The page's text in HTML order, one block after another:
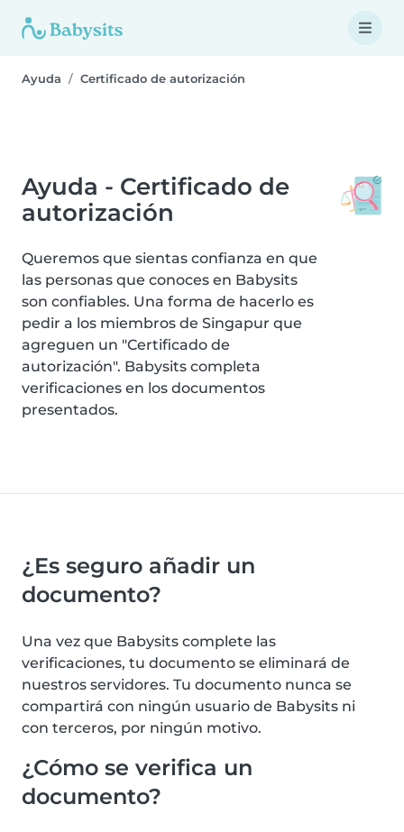
Ayuda Certificado de autorización
Ayuda - Certificado de
autorización
Queremos que sientas confianza en que
las personas que conoces en Babysits
son confiables. Una forma de hacerlo es
pedir a los miembros de Singapur que
agreguen un "Certificado de
autorización". Babysits completa
verificaciones en los documentos
presentados.
¿Es seguro añadir un
documento?
Una vez que Babysits complete las
verificaciones, tu documento se eliminará de
nuestros servidores. Tu documento nunca se
compartirá con ningún usuario de Babysits ni
con terceros, por ningún motivo.
¿Cómo se verifica un
documento?